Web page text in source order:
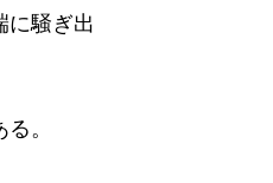
に騒ぎ出
。